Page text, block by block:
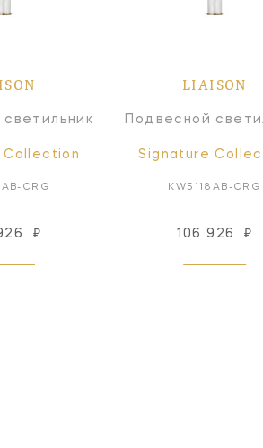
Collection
CRG
₽
LIAISON
Подвесной
Signature
KW5118AB-CRG
106 926 ₽